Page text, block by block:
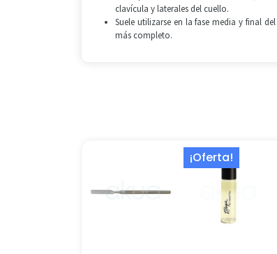
clavícula y laterales del cuello.
Suele utilizarse en la fase media y final
más completo.
¡Oferta!
El
precio
original
era:
6,99 €.